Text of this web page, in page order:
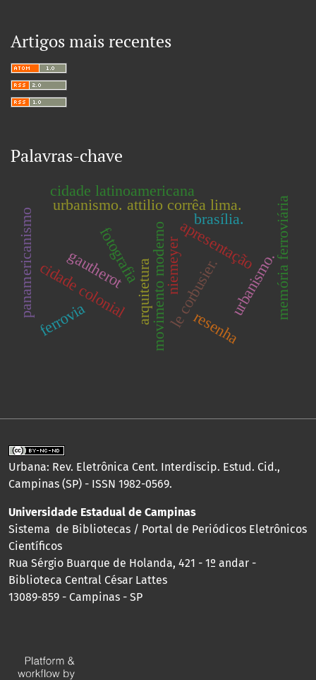
Artigos mais recentes
Palavras-chave
fotografia
arquiteturamovimento moderno
gautherot niemeyer
le corbusier.
urbanismo. attilio corrêa lima.
apresentação
cidade colonial urbanismo.
cidade latinoamericana
panamericanismo
resenha
memória ferroviária
ferrovia
brasília.
Urbana: Rev. Eletrônica Cent. Interdiscip. Estud. Cid.,
Campinas (SP) - ISSN 1982-0569.
Universidade Estadual de Campinas
Sistema de Bibliotecas / Portal de Periódicos Eletrônicos
Científicos
Rua Sérgio Buarque de Holanda, 421 - 1º andar -
Biblioteca Central César Lattes
13089-859 - Campinas - SP